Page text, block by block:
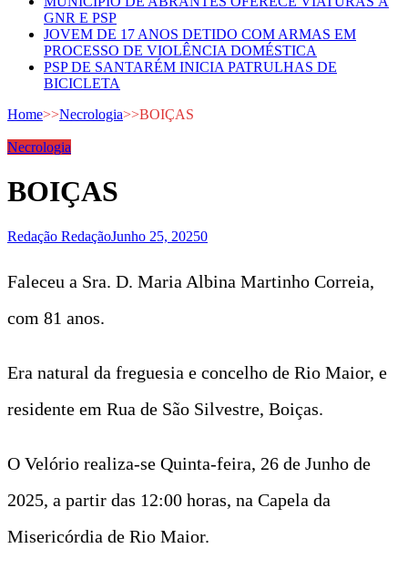
GNR E PSP
JOVEM DE 17 ANOS DETIDO COM ARMAS EM
PROCESSO DE VIOLÊNCIA DOMÉSTICA
PSP DE SANTARÉM INICIA PATRULHAS DE
BICICLETA
Home>>Necrologia>>BOIÇAS
Necrologia
BOIÇAS
Redação RedaçãoJunho 25, 20250
Faleceu a Sra. D. Maria Albina Martinho Correia,
com 81 anos.
Era natural da freguesia e concelho de Rio Maior, e
residente em Rua de São Silvestre, Boiças.
O Velório realiza-se Quinta-feira, 26 de Junho de
2025, a partir das 12:00 horas, na Capela da
Misericórdia de Rio Maior.